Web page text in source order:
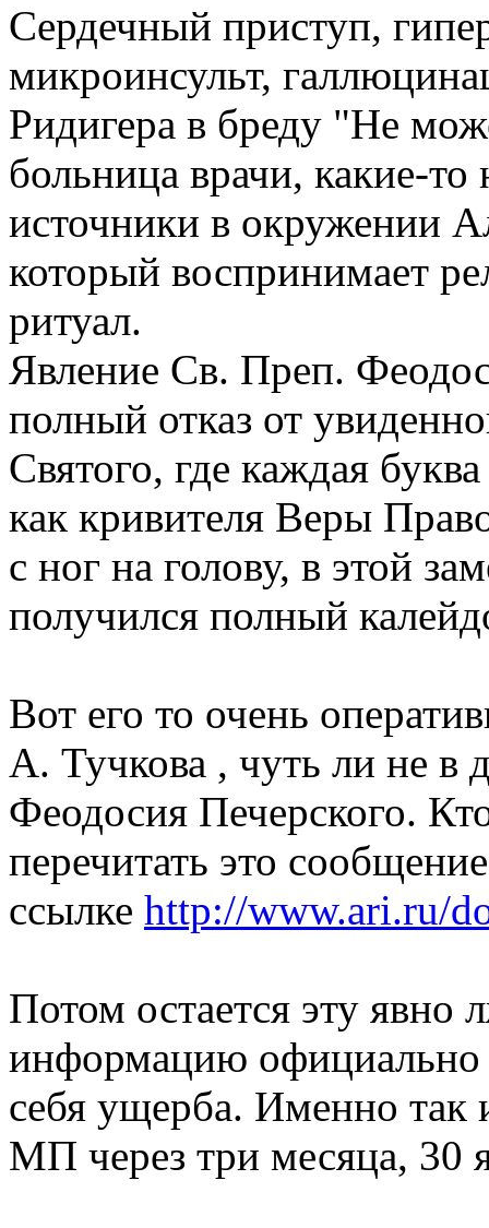
Сердечный приступ,
микроинсульт,
Ридигера в бреду "Не
больница врачи, какие-
источники в окружении
который воспринимает
ритуал.
Явление Св. Преп.
полный отказ от
Святого, где каждая
как кривителя Веры
с ног на голову, в этой
получился полный
Вот его то очень
А. Тучкова , чуть ли не в
Феодосия Печерского.
перечитать это
ссылке http://www.ari.ru/
Потом остается эту
информацию официально
себя ущерба. Именно
МП через три месяца, 30